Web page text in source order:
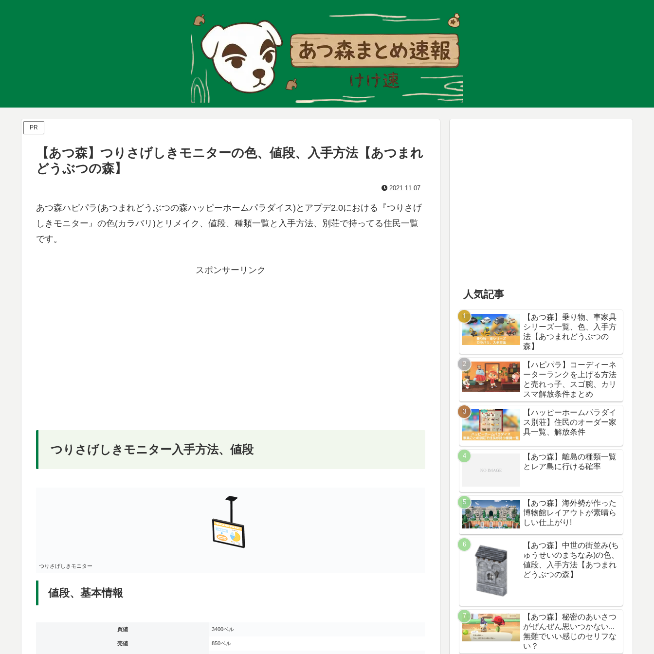
PR
【あつ森】つりさげしきモニターの色、値段、入手方法【あつまれ
どうぶつの森】
2021.11.07
あつ森ハピパラ(あつまれどうぶつの森ハッピーホームパラダイス)とアプデ2.0における『つりさげ
しきモニター』の色(カラバリ)とリメイク、値段、種類一覧と入手方法、別荘で持ってる住民一覧
です。
スポンサーリンク
つりさげしきモニター入手方法、値段
つりさげしきモニター
値段、基本情報
買値 3400ベル
売値 850ベル
人気記事
【あつ森】乗り物、車家具
シリーズ一覧、色、入手方
法【あつまれどうぶつの
森】
【ハピパラ】コーディーネ
ーターランクを上げる方法
と売れっ子、スゴ腕、カリ
スマ解放条件まとめ
【ハッピーホームパラダイ
ス別荘】住民のオーダー家
具一覧、解放条件
【あつ森】離島の種類一覧
とレア島に行ける確率
【あつ森】海外勢が作った
博物館レイアウトが素晴ら
しい仕上がり!
【あつ森】中世の街並み(ち
ゅうせいのまちなみ)の色、
値段、入手方法【あつまれ
どうぶつの森】
【あつ森】秘密のあいさつ
がぜんぜん思いつかない...
無難でいい感じのセリフな
い？